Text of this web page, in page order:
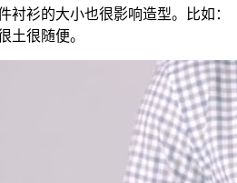
衬衫的大小也很影响造型。比如：
土很随便。